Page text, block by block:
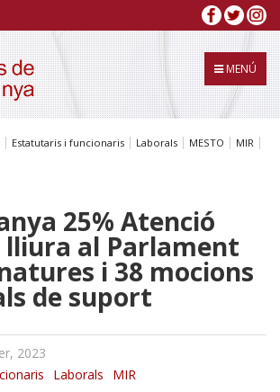
MENÚ
Estatutaris i funcionaris Laborals MESTO
MIR
25% Atenció
al Parlament
i 38 mocions
de suport
2023
Laborals MIR